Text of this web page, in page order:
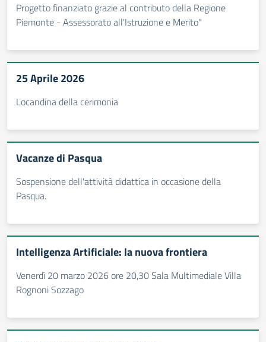
Progetto finanziato grazie al contributo della Regione
Piemonte - Assessorato all'Istruzione e Merito"
25 Aprile 2026
Locandina della cerimonia
Vacanze di Pasqua
Sospensione dell'attività didattica in occasione della
Pasqua.
Intelligenza Artificiale: la nuova frontiera
Venerdì 20 marzo 2026 ore 20,30 Sala Multimediale Villa
Rognoni Sozzago